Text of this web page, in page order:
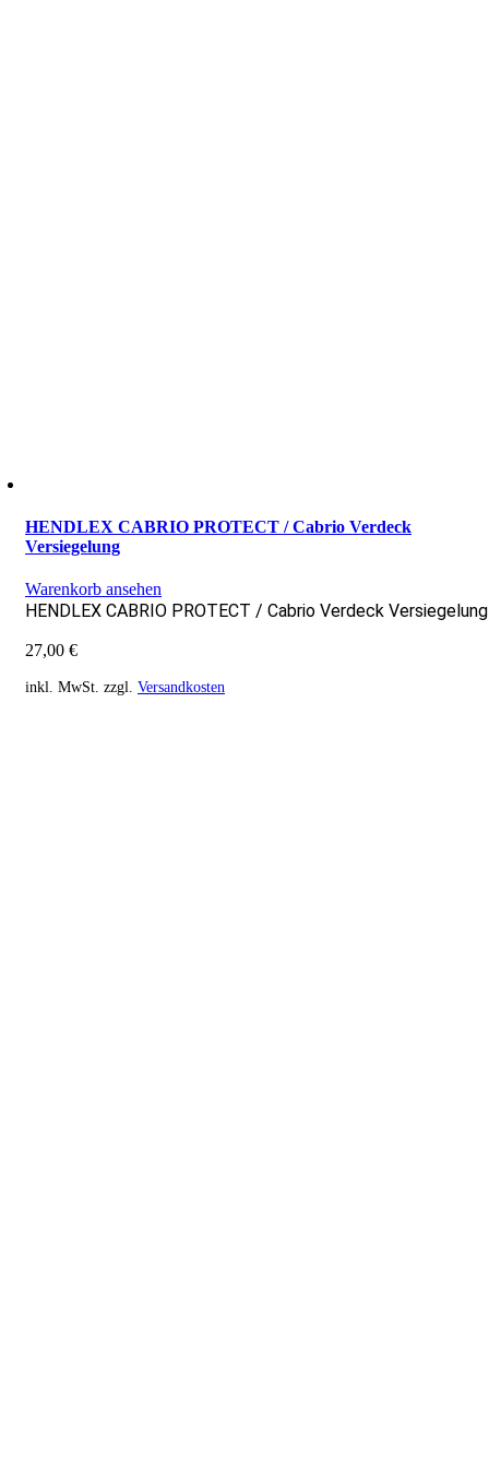
HENDLEX CABRIO PROTECT / Cabrio Verdeck
Versiegelung
Warenkorb ansehen
HENDLEX CABRIO PROTECT / Cabrio Verdeck Versiegelung
27,00 €
inkl. MwSt. zzgl. Versandkosten